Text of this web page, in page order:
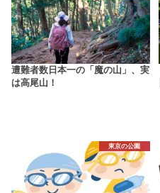
遭難者数日本一の「魔の山」、実
は高尾山！
東京の公園